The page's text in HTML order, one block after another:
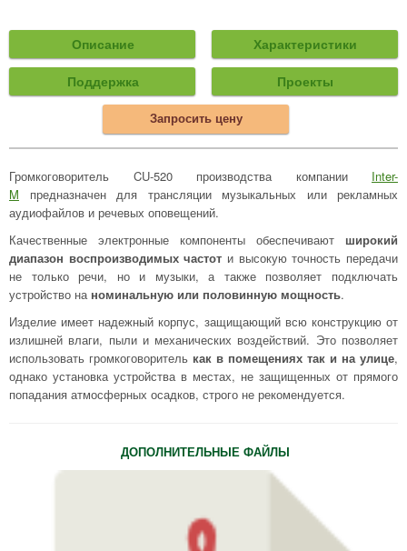
Описание Характеристики
Поддержка Проекты
Запросить цену
Громкоговоритель CU-520 производства компании Inter-
M предназначен для трансляции музыкальных или рекламных
аудиофайлов и речевых оповещений.
Качественные электронные компоненты обеспечивают широкий
диапазон воспроизводимых частот и высокую точность передачи
не только речи, но и музыки, а также позволяет подключать
устройство на номинальную или половинную мощность.
Изделие имеет надежный корпус, защищающий всю конструкцию от
излишней влаги, пыли и механических воздействий. Это позволяет
использовать громкоговоритель как в помещениях так и на улице,
однако установка устройства в местах, не защищенных от прямого
попадания атмосферных осадков, строго не рекомендуется.
ДОПОЛНИТЕЛЬНЫЕ ФАЙЛЫ